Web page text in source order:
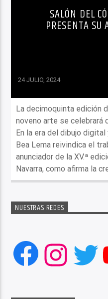
SALÓN DEL
PRESENTA SU
24 JULIO, 2024
La decimoquinta edición
noveno arte se celebrará
En la era del dibujo
Bea Lema reivindica el
anunciador de la XV.ª
Navarra, como afirma la
NUESTRAS REDES